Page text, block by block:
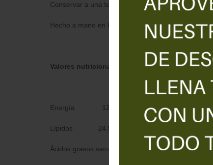
Conservar a una temperatura entre 2°C y 7°C
Hecho a mano en Francia
Valores nutricionales por 100 g
Energía 1235 kJ o 297 kcal
Lípidos 24,5g
Ácidos grasos saturados 7,9g